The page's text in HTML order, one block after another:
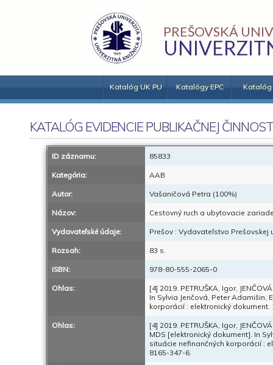
PREŠOVSKÁ
Katalóg UK PU Katalógy EPC Katalóg
KATALÓG EVIDENCIE PUBLIKAČNEJ
ID záznamu: 85833
Kategória: AAB
Autor: Vašaničová Petra (100%)
Názov: Cestovný ruch a ubytovacie
Vydavateľské údaje: Prešov : Vydavateľstvo Prešovskej
Rozsah: 83 s.
ISBN: 978-80-555-2065-0
Ohlas:
[4] 2019. PETRUŠKA, Igor,
In Sylvia Jenčová, Peter
korporácií : elektronický dokument.
Ohlas:
[4] 2019. PETRUŠKA, Igor,
MDS [elektronický dokument]. In
situácie nefinančných korporácií :
8165-347-6.